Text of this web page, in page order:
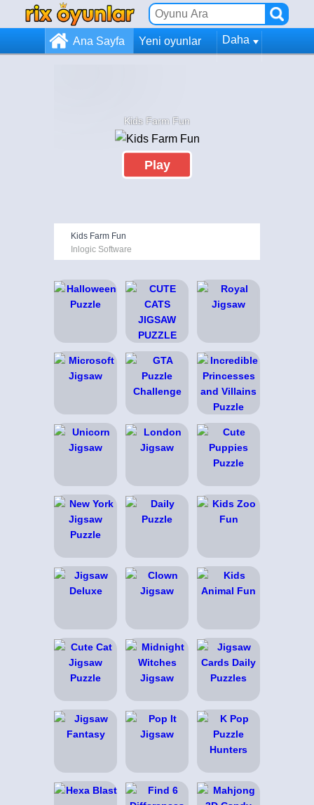
Ana Sayfa Yeni oyunlar Daha
Kids Farm Fun
Play
Kids Farm Fun
Inlogic Software